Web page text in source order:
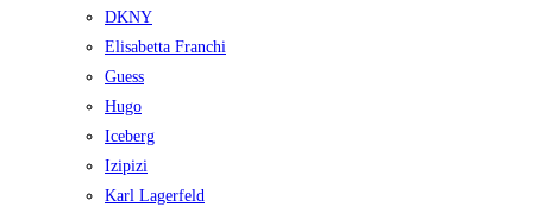
DKNY
Elisabetta Franchi
Guess
Hugo
Iceberg
Izipizi
Karl Lagerfeld